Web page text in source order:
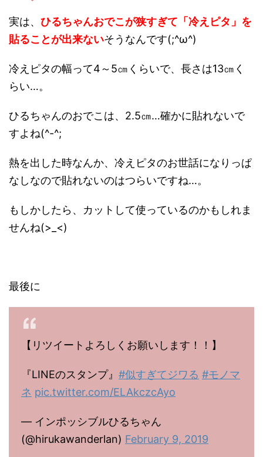
実は、 ひるちゃんおでこが狭すぎて「冷えピタ」を
貼ることが出来ないそうなんです(;^ω^)
冷えピタの幅って4～5㎝くらいで、長さは13㎝く
らい…。
ひるちゃんのおでこは、2.5㎝…確かに貼れないで
すよね(^-^;
熱を出した時なんか、冷えピタのお世話になりっぱ
なしなので貼れないのはつらいですね…。
もしかしたら、カットして使っているのかもしれま
せんね(>_<)
最後に
【リツイートよろしくお願いします！！】
『LINEのスタンプ』 #似すぎてジワる #モノマ
ネ pic.twitter.com/ELAkczcAyo
— インポッシブルひるちゃん
(@hirukawanderlan) February 9, 2019